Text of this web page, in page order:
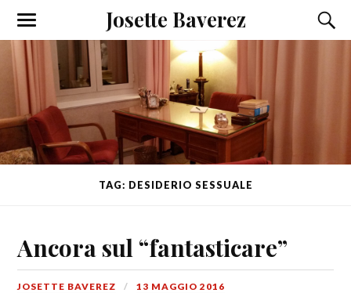
Josette Baverez
TAG: DESIDERIO SESSUALE
Ancora sul “fantasticare”
JOSETTE BAVEREZ 13 MAGGIO 2016